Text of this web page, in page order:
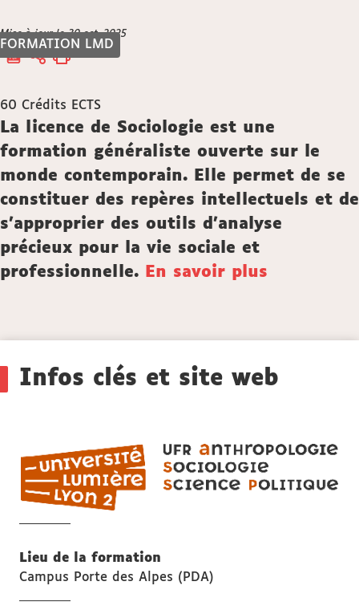
FORMATION LMD
Vous
êtes
Accueil
Mise à jour le 30 oct. 2025
60 Crédits ECTS
Description
La licence de Sociologie est une
formation généraliste ouverte sur le
monde contemporain. Elle permet de se
constituer des repères intellectuels et de
s’approprier des outils d’analyse
précieux pour la vie sociale et
professionnelle.
En savoir plus
Infos clés et site web
Lieu de la formation
Campus Porte des Alpes (PDA)